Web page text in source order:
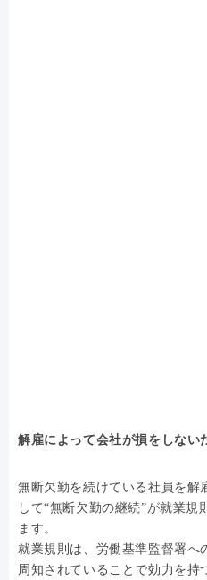
解雇によって会社が損をしない
無断欠勤を続けている社員を解
して“無断欠勤の継続”が就業規
ます。
就業規則は、労働基準監督署へ
周知されていることで効力を持